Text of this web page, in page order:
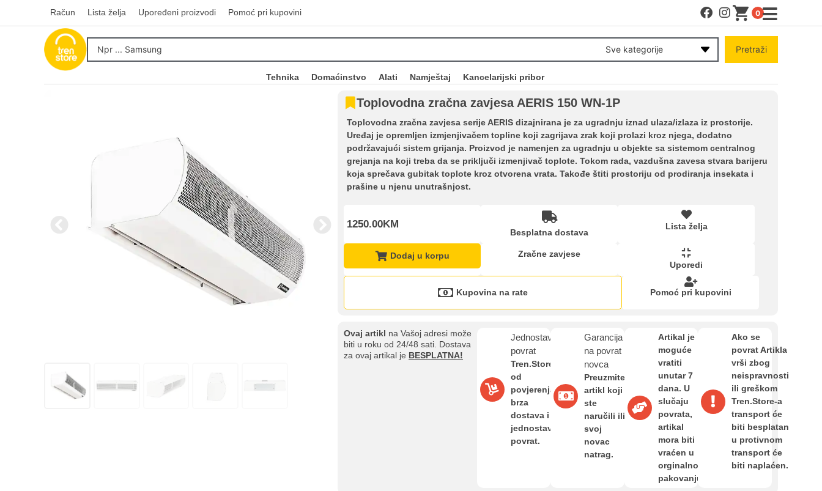
Račun Lista želja Upoređeni proizvodi Pomoć pri kupovini 0
Sve kategorije Pretraži
Tehnika Domaćinstvo Alati Namještaj Kancelarijski pribor
Toplovodna zračna zavjesa AERIS 150 WN-1P
Toplovodna zračna zavjesa serije AERIS dizajnirana je za ugradnju iznad ulaza/izlaza iz prostorije.
Uređaj je opremljen izmjenjivačem topline koji zagrijava zrak koji prolazi kroz njega, dodatno
podržavajući sistem grijanja. Proizvod je namenjen za ugradnju u objekte sa sistemom centralnog
grejanja na koji treba da se priključi izmenjivač toplote. Tokom rada, vazdušna zavesa stvara barijeru
koja sprečava gubitak toplote kroz otvorena vrata. Takođe štiti prostoriju od prodiranja insekata i
prašine u njenu unutrašnjost.
1250.00KM
Besplatna dostava
Lista želja
Dodaj u korpu
Zračne zavjese
Uporedi
Kupovina na rate Pomoć pri kupovini
Ovaj artikl na Vašoj adresi može
biti u roku od 24/48 sati. Dostava
za ovaj artikal je BESPLATNA!
Jednostavan
povrat
Tren.Store
od
povjerenja,
brza
dostava i
jednostavan
povrat.
Garancija
na povrat
novca
Preuzmite
artikl koji
ste
naručili ili
svoj
novac
natrag.
Artikal je
moguće
vratiti
unutar 7
dana. U
slučaju
povrata,
artikal
mora biti
vraćen u
orginalnom
pakovanju.
Ako se
povrat Artikla
vrši zbog
neispravnosti
ili greškom
Tren.Store-a
transport će
biti besplatan
u protivnom
transport će
biti naplaćen.
Račun
Kupovina na rate
Zahtjev za reklamaciju
Privatnost kupca
Uvjeti i odredbe
Kupovinu na rate možete obaviti ukoliko posjedujete jednu od slikovito prikazanih kartica ispod.
UniCredit banka VISA
Obročna do 24 rate
Sparkasse banka
MasterCard
Shop'n'Fun do 36 rata
Raiffeisen banka VISA
Magic Card do 36 rata